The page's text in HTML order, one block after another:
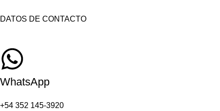
DATOS DE CONTACTO
WhatsApp
+54 352 145-3920